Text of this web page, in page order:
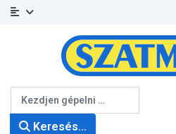
Keresés...